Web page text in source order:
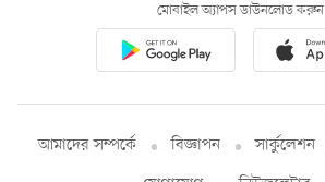
মোবাইল অ্যাপস ডাউনলোড করুন
আমাদের সম্পর্কে বিজ্ঞাপন সার্কুলেশন